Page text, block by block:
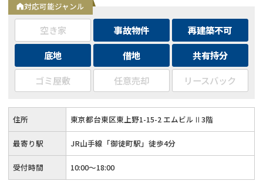
対応可能ジャンル
空き家 事故物件
再建築不可
底地
借地
共有持分
ゴミ屋敷
任意売却 リースバック
住所 東京都台東区東上野1-15-2 エムビルⅡ3階
最寄り駅 JR山手線「御徒町駅」徒歩4分
受付時間 10:00〜18:00